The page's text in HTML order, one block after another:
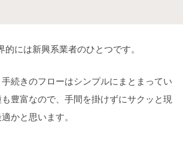
的には新興系業者のひとつです。
続きのフローはシンプルにまとまってい
豊富なので、手間を掛けずにサクッと現
かと思います。